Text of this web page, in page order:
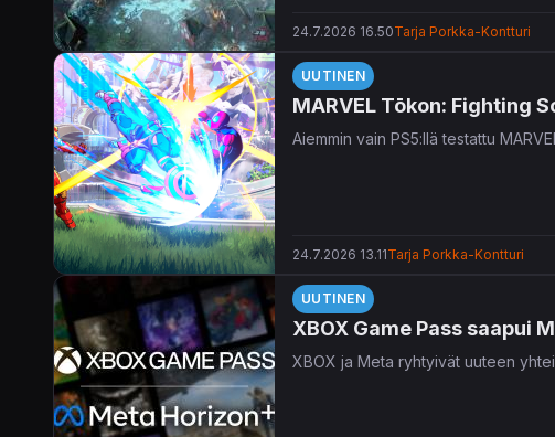
24.7.2026 16.50Tarja Porkka-Kontturi
UUTINEN
MARVEL Tōkon: Fighting
Aiemmin vain PS5:llä testattu
24.7.2026 13.11Tarja Porkka-Kontturi
UUTINEN
XBOX Game Pass saapui
XBOX ja Meta ryhtyivät uuteen